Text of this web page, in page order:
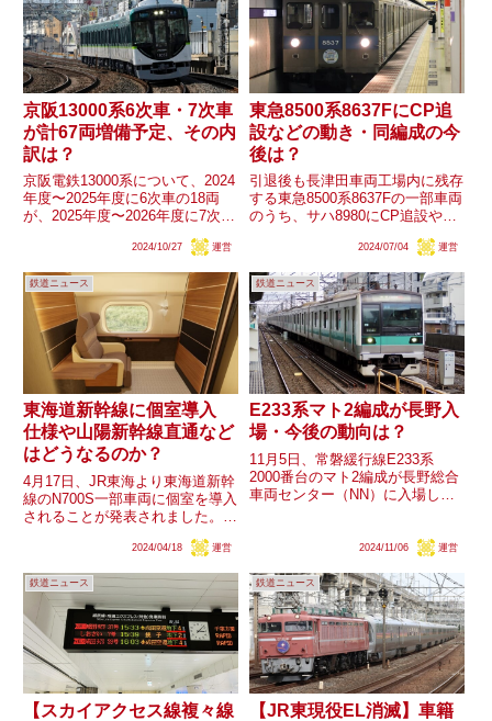
京阪13000系6次車・7次車
が計67両増備予定、その内
訳は？
京阪電鉄13000系について、2024
年度〜2025年度に6次車の18両
が、2025年度〜2026年度に7次車
とが公表されました。同系列は
2022年10月から2027年3月までの
期間中に「67両の新造及び関連
工...
2024/10/27 運営
東急8500系8637FにCP追
設などの動き・同編成の今
後は？
引退後も長津田車両工場内に残存
する東急8500系8637Fの一部車両
のうち、サハ8980にCP追設や8
8637に床下機器変更（SIV追
設？）などの動きが確認されまし
た。これら一部車両は現在も廃車
とならず車籍が残っ...
2024/07/04 運営
鉄道ニュース
東海道新幹線に個室導入
仕様や山陽新幹線直通など
はどうなるのか？
4月17日、JR東海より東海道新幹
線のN700S一部車両に個室を導入
されることが発表されました。同
にも個室があり、2004年の100系
ます。プレスリリースには仕様や
サービス内容、...
2024/04/18 運営
鉄道ニュース
E233系マト2編成が長野入
場・今後の動向は？
11月5日、常磐緩行線E233系
2000番台のマト2編成が長野総合
車両センター（NN）に入場しま
応改造が行われておらず、労組資
宮・東京の各総合車両セン...
2024/11/06 運営
鉄道ニュース
【スカイアクセス線複々線
鉄道ニュース
【JR東現役EL消滅】車籍